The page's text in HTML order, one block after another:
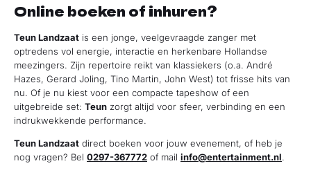
Online boeken of inhuren?
Teun Landzaat is een jonge, veelgevraagde zanger met
optredens vol energie, interactie en herkenbare Hollandse
meezingers. Zijn repertoire reikt van klassiekers (o.a. André
Hazes, Gerard Joling, Tino Martin, John West) tot frisse hits van
nu. Of je nu kiest voor een compacte tapeshow of een
uitgebreide set: Teun zorgt altijd voor sfeer, verbinding en een
indrukwekkende performance.
Teun Landzaat direct boeken voor jouw evenement, of heb je
nog vragen? Bel 0297-367772 of mail info@entertainment.nl.